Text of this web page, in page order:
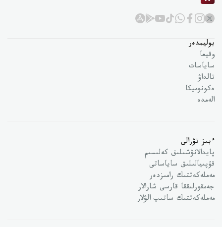
بوليمدەر
وقيعا
ساياسات
تالداۋ
ەكونوميكا
الەمدە
ءبىز تۋرالى
پايدالانۋشىلىق كەلىسىم
قۇپىيالىلىق ساياساتى
مەملەكەتتىك رامىزدەر
جەمقورلىققا قارسى شارالار
مەملەكەتتىك ساتىپ الۋلار